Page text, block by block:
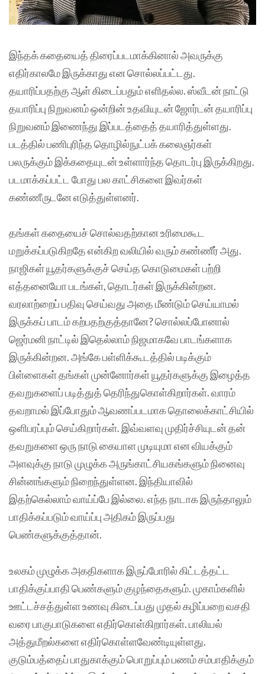
இந்தக் கதையைத் திரைப்படமாக்கினால் அவருக்கு
எதிர்காலமே இருக்காது என சொல்லப்பட்டது.
தயாரிப்பதற்கு ஆள் கிடைப்பதும் எளிதல்ல. ஸ்வீடன் நாட்டு
தயாரிப்பு நிறுவனம் ஒன்றின் உதவியுடன் ஜோர்டன் தயாரிப்பு
நிறுவனம் இணைந்து இப்படத்தைத் தயாரித்துள்ளது.
படத்தில் பணிபுரிந்த தொழில்நுட்பக் கலைஞர்கள்
பலருக்கும் இக்கதையுடன் உள்ளார்ந்த தொடர்பு இருக்கிறது.
படமாக்கப்பட்ட போது பல காட்சிகளை இவர்கள்
கண்ணீருடனே எடுத்துள்ளனர்.
தங்கள் கதையைச் சொல்வதற்கான உரிமைகூட
மறுக்கப்படுகிறதே என்கிற வலியில் வரும் கண்ணீர் அது.
நாஜிகள் யூதர்களுக்குச் செய்த கொடுமைகள் பற்றி
எத்தனையோ படங்கள், தொடர்கள் இருக்கின்றன.
வரலாற்றைப் பதிவு செய்வது அதை மீண்டும் செய்யாமல்
இருக்கப் பாடம் கற்பதற்குத்தானே? சொல்லப்போனால்
ஜெர்மனி நாட்டில் இதெல்லாம் நிஜமாகவே பாடங்களாக
இருக்கின்றன. அங்கே பள்ளிக்கூடத்தில் படிக்கும்
பிள்ளைகள் தங்கள் முன்னோர்கள் யூதர்களுக்கு இழைத்த
தவறுகளைப் படித்துத் தெரிந்துகொள்கிறார்கள். வாரம்
தவறாமல் இப்போதும் ஆவணப்படமாக தொலைக்காட்சியில்
ஒளிபரப்பும் செய்கிறார்கள். இவ்வளவு முதிர்ச்சியுடன் தன்
தவறுகளை ஒரு நாடு கையாள முடியுமா என வியக்கும்
அளவுக்கு நாடு முழுக்க அருங்காட்சியகங்களும் நினைவு
சின்னங்களும் நிறைந்துள்ளன. இந்தியாவில்
இதற்கெல்லாம் வாய்ப்பே இல்லை. எந்த நாடாக இருந்தாலும்
பாதிக்கப்படும் வாய்ப்பு அதிகம் இருப்பது
பெண்களுக்குத்தான்.
உலகம் முழுக்க அகதிகளாக இருப்போரில் கிட்டத்தட்ட
பாதிக்குப்பாதி பெண்களும் குழந்தைகளும். முகாம்களில்
ஊட்டச்சத்துள்ள உணவு கிடைப்பது முதல் கழிப்பறை வசதி
வரை பாகுபாடுகளை எதிர்கொள்கிறார்கள். பாலியல்
அத்துமீறல்களை எதிர்கொள்ளவேண்டியுள்ளது.
குடும்பத்தைப் பாதுகாக்கும் பொறுப்பும் பணம் சம்பாதிக்கும்